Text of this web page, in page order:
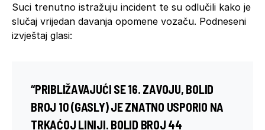
Suci trenutno istražuju incident te su odlučili kako je
slučaj vrijedan davanja opomene vozaču. Podneseni
izvještaj glasi:
“PRIBLIŽAVAJUĆI SE 16. ZAVOJU, BOLID
BROJ 10 (GASLY) JE ZNATNO USPORIO NA
TRKAĆOJ LINIJI. BOLID BROJ 44